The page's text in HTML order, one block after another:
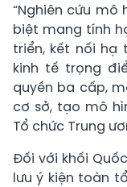
“Nghiên cứu
biệt mang tính
triển, kết nối hạ
kinh tế trọng
quyền ba cấp,
cơ sở, tạo mô
Tổ chức Trung
Đối với khối
lưu ý kiện toàn